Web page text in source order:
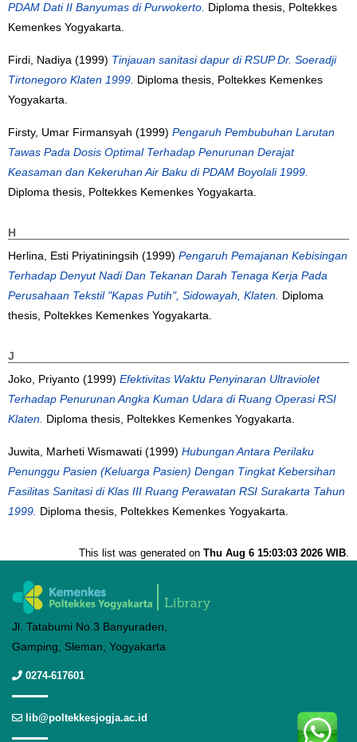
PDAM Dati II Banyumas di Purwokerto. Diploma thesis, Poltekkes
Kemenkes Yogyakarta.
Firdi, Nadiya (1999) Tinjauan sanitasi dapur di RSUP Dr. Soeradji
Tirtonegoro Klaten 1999. Diploma thesis, Poltekkes Kemenkes
Yogyakarta.
Firsty, Umar Firmansyah (1999) Pengaruh Pembubuhan Larutan
Tawas Pada Dosis Optimal Terhadap Penurunan Derajat
Keasaman dan Kekeruhan Air Baku di PDAM Boyolali 1999.
Diploma thesis, Poltekkes Kemenkes Yogyakarta.
H
Herlina, Esti Priyatiningsih (1999) Pengaruh Pemajanan Kebisingan
Terhadap Denyut Nadi Dan Tekanan Darah Tenaga Kerja Pada
Perusahaan Tekstil "Kapas Putih", Sidowayah, Klaten. Diploma
thesis, Poltekkes Kemenkes Yogyakarta.
J
Joko, Priyanto (1999) Efektivitas Waktu Penyinaran Ultraviolet
Terhadap Penurunan Angka Kuman Udara di Ruang Operasi RSI
Klaten. Diploma thesis, Poltekkes Kemenkes Yogyakarta.
Juwita, Marheti Wismawati (1999) Hubungan Antara Perilaku
Penunggu Pasien (Keluarga Pasien) Dengan Tingkat Kebersihan
Fasilitas Sanitasi di Klas III Ruang Perawatan RSI Surakarta Tahun
1999. Diploma thesis, Poltekkes Kemenkes Yogyakarta.
This list was generated on Thu Aug 6 15:03:03 2026 WIB.
Jl. Tatabumi No.3 Banyuraden,
Gamping, Sleman, Yogyakarta
0274-617601
lib@poltekkesjogja.ac.id